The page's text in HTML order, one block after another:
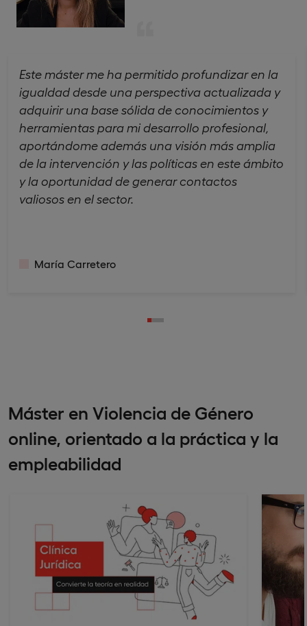
Este máster me ha permitido profundizar en la
igualdad desde una perspectiva actualizada y
adquirir una base sólida de conocimientos y
herramientas para mi desarrollo profesional,
aportándome además una visión más amplia
de la intervención y las políticas en este ámbito
y la oportunidad de generar contactos
valiosos en el sector.
María Carretero
Máster en Violencia de Género
online, orientado a la práctica y la
empleabilidad